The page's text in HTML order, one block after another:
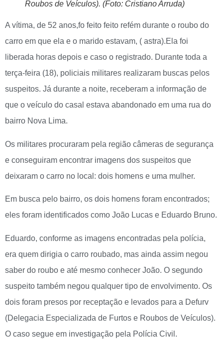
Roubos de Veículos). (Foto: Cristiano Arruda)
A vítima, de 52 anos,fo feito feito refém durante o roubo do
carro em que ela e o marido estavam, ( astra).Ela foi
liberada horas depois e caso o registrado. Durante toda a
terça-feira (18), policiais militares realizaram buscas pelos
suspeitos. Já durante a noite, receberam a informação de
que o veículo do casal estava abandonado em uma rua do
bairro Nova Lima.
Os militares procuraram pela região câmeras de segurança
e conseguiram encontrar imagens dos suspeitos que
deixaram o carro no local: dois homens e uma mulher.
Em busca pelo bairro, os dois homens foram encontrados;
eles foram identificados como João Lucas e Eduardo Bruno.
Eduardo, conforme as imagens encontradas pela polícia,
era quem dirigia o carro roubado, mas ainda assim negou
saber do roubo e até mesmo conhecer João. O segundo
suspeito também negou qualquer tipo de envolvimento. Os
dois foram presos por receptação e levados para a Defurv
(Delegacia Especializada de Furtos e Roubos de Veículos).
O caso segue em investigação pela Polícia Civil.